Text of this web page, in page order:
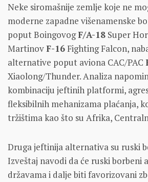
Neke siromašnije zemlje koje ne
moderne zapadne višenamenske
poput BoingovogF/A-18 Super
MartinovF-16 Fighting Falcon,
alternative poput aviona CAC/PAC
Xiaolong/Thunder. Analiza
kombinaciju jeftinih platformi,
fleksibilnih mehanizama plaćanja,
tržištima kao što su Afrika,
Druga jeftinija alternativa su ruski
Izveštaj navodi da će ruski borbeni
državama i dalje biti favorizovani